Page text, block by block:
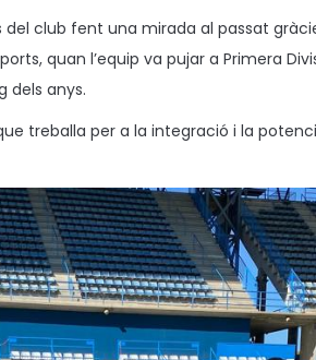
del club fent una mirada al passat
quan l’equip va pujar a Primera
dels anys.
treballa per a la integració i la